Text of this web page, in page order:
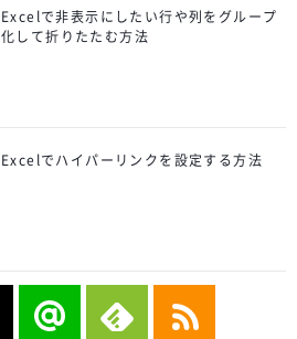
Excelで非表示にしたい行や列をグループ
化して折りたたむ方法
Excelでハイパーリンクを設定する方法